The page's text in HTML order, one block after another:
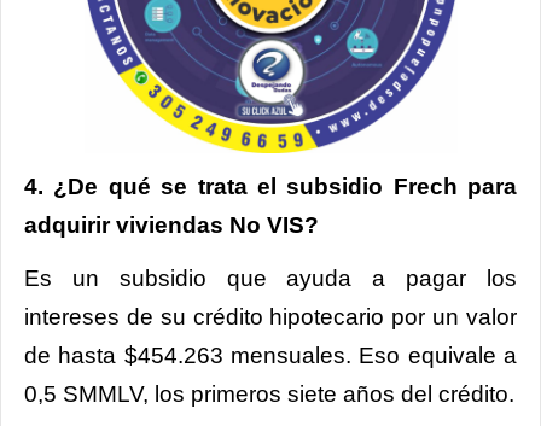
4. ¿De qué se trata el subsidio Frech para
adquirir viviendas No VIS?
Es un subsidio que ayuda a pagar los
intereses de su crédito hipotecario por un valor
de hasta $454.263 mensuales. Eso equivale a
0,5 SMMLV, los primeros siete años del crédito.